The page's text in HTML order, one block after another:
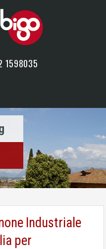
1598035
Industriale
per